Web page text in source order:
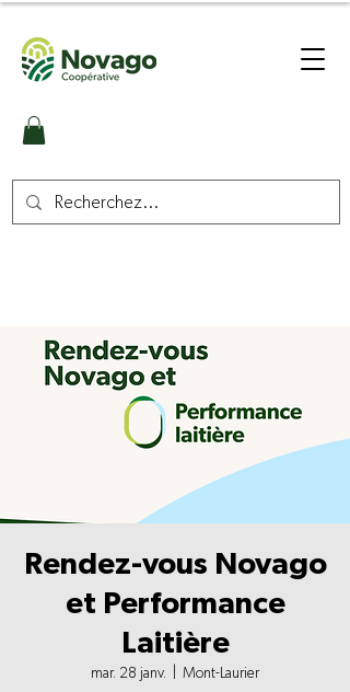
Rendez-vous Novago
et Performance
Laitière
mar. 28 janv. Mont-Laurier